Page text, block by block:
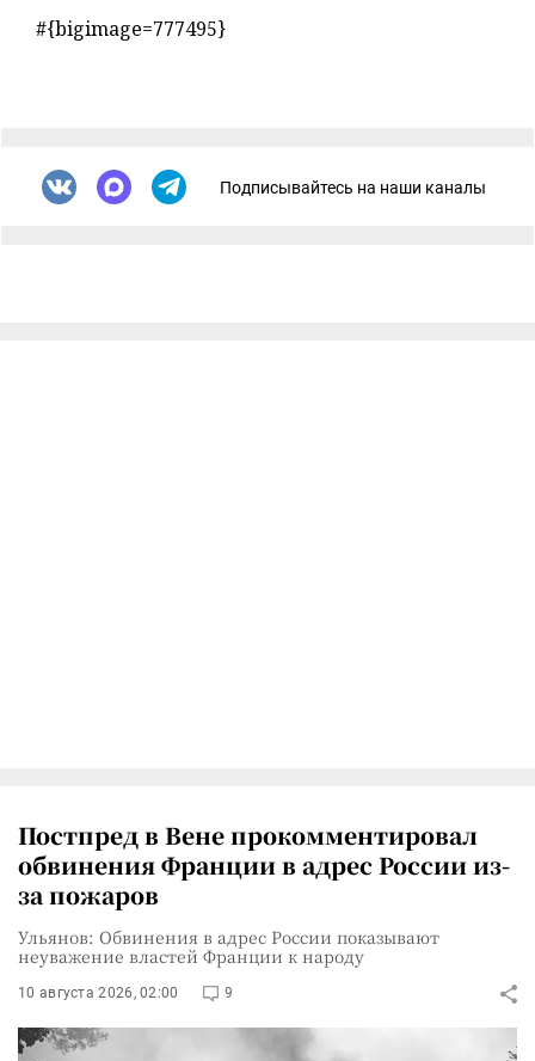
#{bigimage=777495}
Подписывайтесь на наши каналы
Постпред в Вене прокомментировал
обвинения Франции в адрес России из-
за пожаров
Ульянов: Обвинения в адрес России показывают
неуважение властей Франции к народу
10 августа 2026, 02:00 9